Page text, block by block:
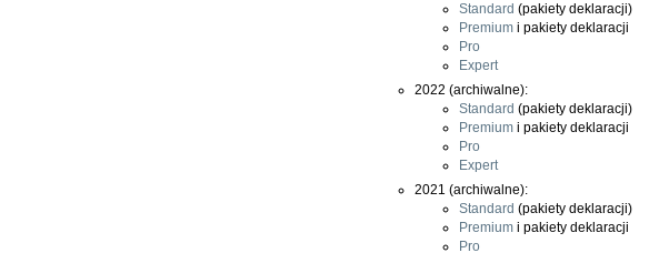
Standard (pakiety deklaracji)
Premium i pakiety deklaracji
Pro
Expert
2022 (archiwalne):
Standard (pakiety deklaracji)
Premium i pakiety deklaracji
Pro
Expert
2021 (archiwalne):
Standard (pakiety deklaracji)
Premium i pakiety deklaracji
Pro